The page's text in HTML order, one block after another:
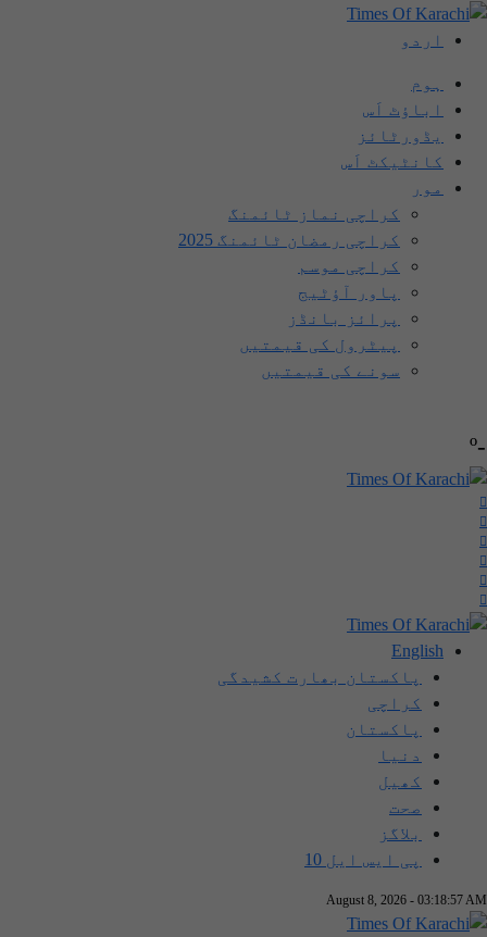
اردو
ہوم
اباؤٹ اَس
یڈورٹائز
کانٹیکٹ اَس
مور
کراچی نماز ٹائمنگ
کراچی رمضان ٹائمنگ 2025
کراچی موسم
پاور آؤٹیج
پرائز بانڈز
پیٹرول کی قیمتیں
سونے کی قیمتیں
-º
English
پاکستان بھارت کشیدگی
کراچی
پاکستان
دنیا
کھیل
صحت
بلاگز
پی ایس ایل 10
August 8, 2026 - 03:18:57 AM